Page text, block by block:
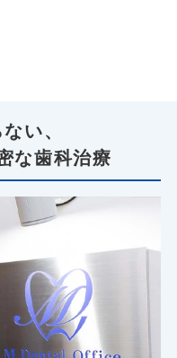
い、
な歯科治療